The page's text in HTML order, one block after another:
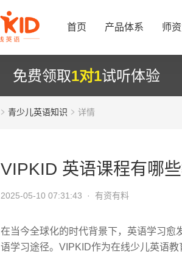
首页 产品体系 师
免费领取1对1试听体验
青少儿英语知识 详情
VIPKID 英语课程有哪些
2025-05-10 07:31:43 · 有资有料
在当今全球化的时代背景下，英语学习愈
语学习途径。VIPKID作为在线少儿英语